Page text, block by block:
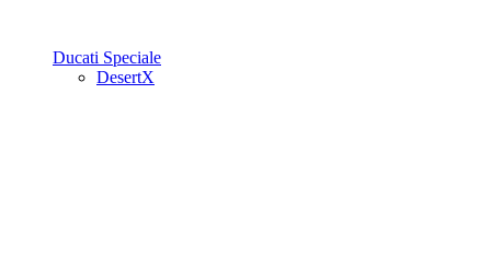
Ducati Speciale
DesertX